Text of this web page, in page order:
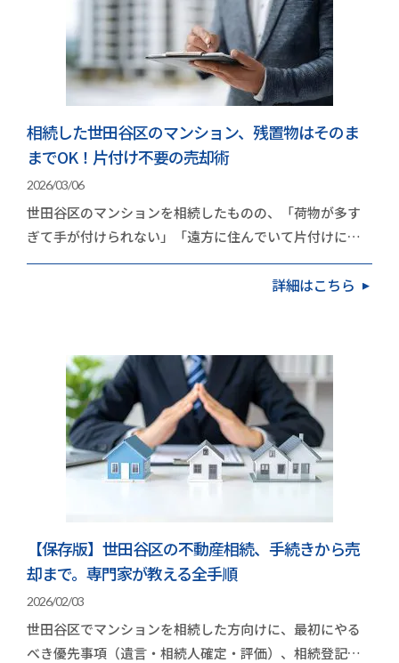
相続した世田谷区のマンション、残置物はそのま
までOK！片付け不要の売却術
2026/03/06
世田谷区のマンションを相続したものの、「荷物が多す
ぎて手が付けられない」「遠方に住んでいて片付けに行
く時間がない」と立ち止まっていませんか？実は、世…
詳細はこちら
【保存版】世田谷区の不動産相続、手続きから売
却まで。専門家が教える全手順
2026/02/03
世田谷区でマンションを相続した方向けに、最初にやる
べき優先事項（遺言・相続人確定・評価）、相続登記